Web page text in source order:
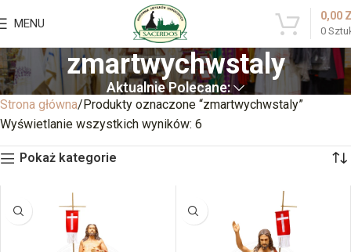
MENU
0
0,00
zmartwychwstaly
Aktualnie Polecane:
Strona główna Produkty oznaczone “zmartwychwstaly”
Wyświetlanie wszystkich wyników: 6
Pokaż kategorie